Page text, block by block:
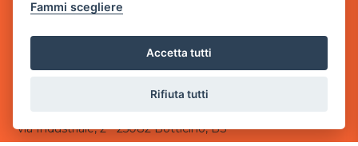
BY POWER GAME SRL
via Villaggio dei Platani, 3
via Industriale, 2 - 25082 Botticino, BS
Fammi scegliere
Accetta tutti
Rifiuta tutti